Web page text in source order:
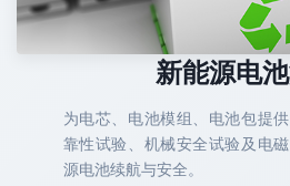
新能源电
为电芯、电池模组、电池包提
靠性试验、机械安全试验及电
源电池续航与安全。